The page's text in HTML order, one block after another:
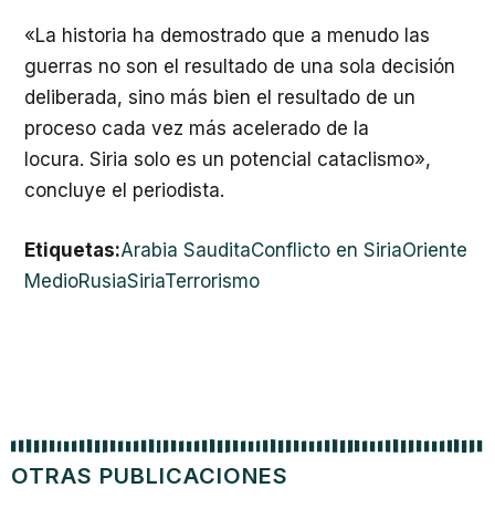
«La historia ha demostrado que a menudo las
guerras no son el resultado de una sola decisión
deliberada, sino más bien el resultado de un
proceso cada vez más acelerado de la
locura. Siria solo es un potencial cataclismo»,
concluye el periodista.
Etiquetas:Arabia SauditaConflicto en SiriaOriente
MedioRusiaSiriaTerrorismo
OTRAS PUBLICACIONES